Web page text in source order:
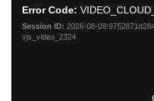
modal
window.
Error Code:
Session ID: 2026-08-
vjs_video_2324